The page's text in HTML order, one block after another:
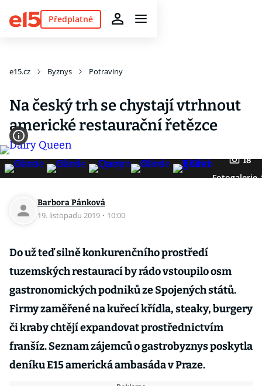
Předplatné
e15.cz Byznys Potraviny
Na český trh se chystají vtrhnout
americké restaurační řetězce
18
Fotogalerie
Barbora Pánková
19. listopadu 2019 · 10:00
Do už teď silně konkurenčního prostředí
tuzemských restaurací by rádo vstoupilo osm
gastronomických podniků ze Spojených států.
Firmy zaměřené na kuřecí křídla, steaky, burgery
či kraby chtějí expandovat prostřednictvím
franšíz. Seznam zájemců o gastrobyznys poskytla
deníku E15 americká ambasáda v Praze.